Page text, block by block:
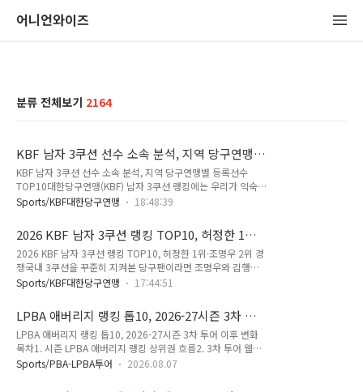
어니언와이즈
분류 전체보기 2164
KBF 남자 3쿠션 선수 소속 분석, 지역 당구연맹
별 등록선수 TOP10
KBF 남자 3쿠션 선수 소속 분석, 지역 당구연맹별 등록선수
TOP10대한당구연맹(KBF) 남자 3쿠션 랭킹에는 우리가 익숙하
게 알고 있는 정상급 선수부터 전국 각 지역에서 활동하는 선수
아닌 ‘소속’ 기준으로 나눠 보면 국내 3쿠션의 지역별 기반도 어
느 정도 확인할 수 있는데요. 어느 지역 당구연맹의 선수층이 가
장 두꺼울까요? 2026년 7월 27일 기준 KBF 남자 3쿠션 랭킹
409명의 소속을 기준으로 살펴봤습니다.KBF 3쿠션 랭킹 409
명, 지역연맹 외 소속도 다양이번 KBF 자료에는 1위 허정한부터
를 대한당구연맹 전체 등록선수 숫자와 동일하게 보는 것은 주의
할 필요..
Sports/KBF대한당구연맹 18:48:39
2026 KBF 남자 3쿠션 랭킹 TOP10, 허정한 1위·
조명우 2위 경쟁
2026 KBF 남자 3쿠션 랭킹 TOP10, 허정한 1위·조명우 2위 경
쟁국내 3쿠션을 꾸준히 지켜본 당구팬이라면 조명우와 김행직
같은 선수들이 가장 먼저 떠오를 것입니다. 그런데 2026년 7월
한입니다. 허정한이 599점으로 조명우를 앞선 가운데 최완영,
김행직을 비롯한 상위권 경쟁도 상당히 치열합니다. 이번에는
KBF 남자 3쿠션 TOP10과 순위표에서 읽을 수 있는 특징을 함
께 살펴보겠습니다. 허정한 599점 선두, 조명우는 26점 차 추격
KBF가 발표한 국내 남자 3쿠션 랭킹에서 허정한은 599점으로
Sports/KBF대한당구연맹 17:44:51
LPBA 애버리지 랭킹 톱10, 2026-27시즌 3차 투
어 이후 변화
LPBA 애버리지 랭킹 톱10, 2026-27시즌 3차 투어 이후 변화
목차1. 시즌 LPBA 애버리지 랭킹 상위권 흐름2. 3차 투어 웰컴
톱랭킹이 보여준 폭발력3. 통산 애버리지와 시즌 기록의 차이4.
상위권 흐름2026-27시즌 3차 투어가 끝난 뒤 LPBA 애버리지
Sports/PBA-LPBA투어 2026.08.07